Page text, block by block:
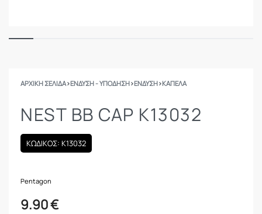
ΑΡΧΙΚΉ ΣΕΛΊΔΑ›ΕΝΔΥΣΗ - ΥΠΟΔΗΣΗ›ΕΝΔΥΣΗ›ΚΑΠΈΛΑ
NEST BB CAP K13032
ΚΩΔΙΚΟΣ: K13032
Pentagon
9.90€